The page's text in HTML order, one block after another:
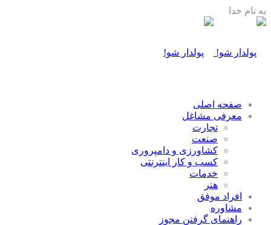
به نام خدا
صفحه اصلی
معرفی مشاغل
تجارت
صنعت
كشاورزی و دامپروری
كسب و كار اينترنتی
خدمات
هنر
افراد موفق
مشاوره
راهنمای گرفتن مجوز